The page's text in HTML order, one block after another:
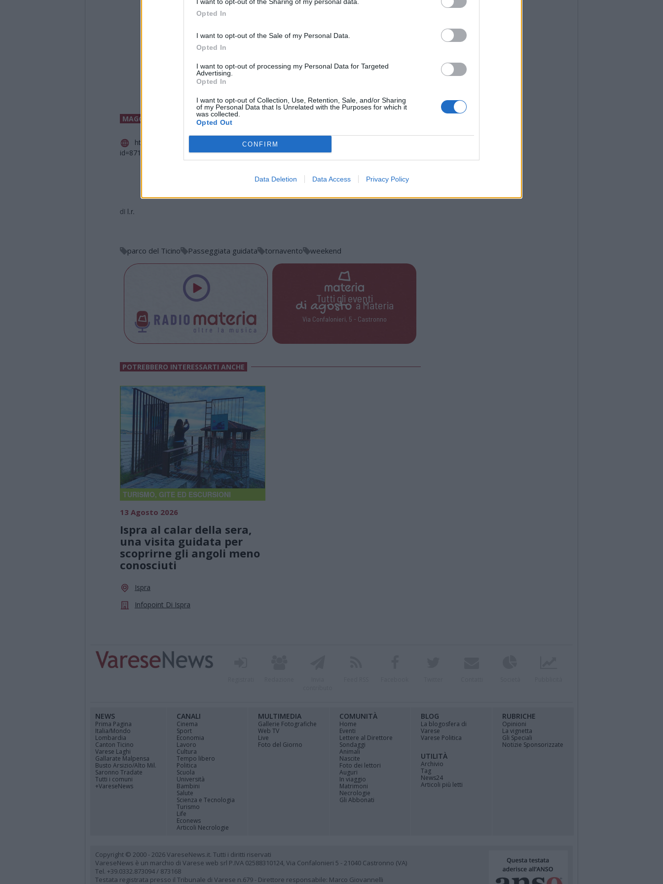
Opted In
I want to opt-out of the Sale of my Personal Data.
Opted In
I want to opt-out of processing my Personal Data for Targeted
Advertising.
Opted In
I want to opt-out of Collection, Use, Retention, Sale, and/or Sharing
of my Personal Data that Is Unrelated with the Purposes for which it
was collected.
Opted Out
CONFIRM
Data Deletion Data Access Privacy Policy
MAGGIORI INFORMAZIONI
https://www.areaparchi.it/dettaglio.php?
id=87120
di l.r.
parco del Ticino Passeggiata guidata tornavento weekend
Tutti gli eventi
di agostoa Materia
Via Confalonieri, 5 - Castronno
POTREBBERO INTERESSARTI ANCHE
TURISMO, GITE ED ESCURSIONI
13 Agosto 2026
Ispra al calar della sera,
una visita guidata per
scoprirne gli angoli meno
conosciuti
Ispra
Infopoint Di Ispra
NEWS
Prima Pagina
Italia/Mondo
Lombardia
Canton Ticino
Varese Laghi
Gallarate Malpensa
Busto Arsizio/Alto Mil.
Saronno Tradate
Tutti i comuni
+VareseNews
CANALI
Cinema
Sport
Economia
Lavoro
Cultura
Tempo libero
Politica
Scuola
Università
Bambini
Salute
Scienza e Tecnologia
Turismo
Life
Econews
Articoli Necrologie
MULTIMEDIA
Gallerie Fotografiche
Web TV
Live
Foto del Giorno
COMUNITÀ
Home
Eventi
Lettere al Direttore
Sondaggi
Animali
Nascite
Foto dei lettori
Auguri
In viaggio
Matrimoni
Necrologie
Gli Abbonati
BLOG
La blogosfera di
Varese
Varese Politica
UTILITÀ
Archivio
Tag
News24
Articoli più letti
RUBRICHE
Opinioni
La vignetta
Gli Speciali
Notizie Sponsorizzate
Copyright © 2000 - 2026 VareseNews.it. Tutti i diritti riservati
VareseNews è un marchio di Varese web srl P.IVA 02588310124, Via Confalonieri 5 - 21040 Castronno (VA)
Tel. +39.0332.873094 / 873168
Testata registrata presso il Tribunale di Varese n.679 - Direttore responsabile: Marco Giovannelli